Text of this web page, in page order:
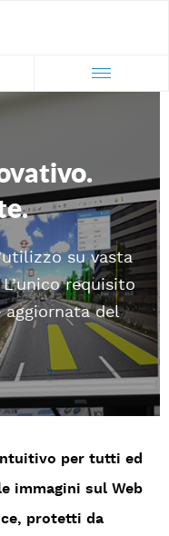
su vasta
requisito
aggiornata del
per tutti ed
immagini sul Web
protetti da